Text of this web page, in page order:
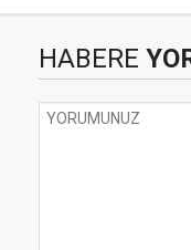
HABERE